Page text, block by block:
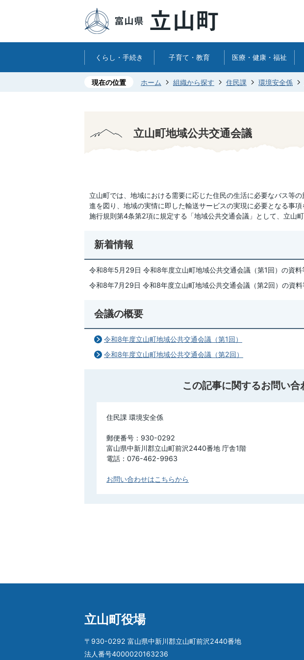
くらし・手続き 子育て・教育 医療・健康・福祉
現在の位置 ホーム 組織から探す 住民課 環境安全係
立山町地域公共交通会議
立山町では、地域における需要に応じた住民の生活に必要なバス等
進を図り、地域の実情に即した輸送サービスの実現に必要となる事
施行規則第4条第2項に規定する「地域公共交通会議」として、立山
新着情報
令和8年5月29日 令和8年度立山町地域公共交通会議（第1回）の資料
令和8年7月29日 令和8年度立山町地域公共交通会議（第2回）の資料
会議の概要
令和8年度立山町地域公共交通会議（第1回）
令和8年度立山町地域公共交通会議（第2回）
この記事に関するお問い合
住民課 環境安全係
郵便番号：930-0292
富山県中新川郡立山町前沢2440番地 庁舎1階
電話：076-462-9963
お問い合わせはこちらから
立山町役場
〒930-0292 富山県中新川郡立山町前沢2440番地
法人番号4000020163236